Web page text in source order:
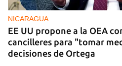
NICARAGUA
EE UU propone a la OEA
cancilleres para "tomar
decisiones de Ortega